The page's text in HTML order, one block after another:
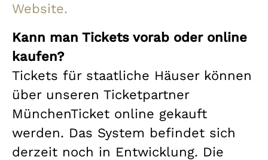
Website.
Kann man Tickets vorab oder online
kaufen?
Tickets für staatliche Häuser können
über unseren Ticketpartner
MünchenTicket online gekauft
werden. Das System befindet sich
derzeit noch in Entwicklung. Die